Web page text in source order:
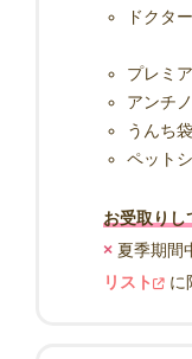
ドクタ
プレミ
アンチ
うんち袋
ペット
お受取りし
×夏季期間
リスト
に